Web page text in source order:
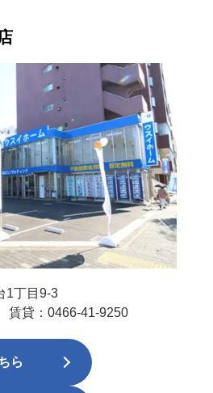
1丁目9-3
貸：0466-41-9250
ら